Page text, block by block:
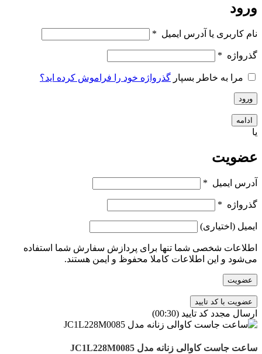
ورود
نام کاربری یا آدرس ایمیل *
گذرواژه *
مرا به خاطر بسپار گذرواژه خود را فراموش کرده اید؟
ورود
ادامه
یا
عضویت
آدرس ایمیل *
گذرواژه *
ایمیل (اختیاری)
اطلاعات شخصی شما تنها برای پردازش سفارش شما استفاده
می‌شود و این اطلاعات کاملا محفوظ و ایمن هستند.
عضویت
ارسال مجدد کد تایید (00:
30
)
ساعت جاست کاوالی زنانه مدل JC1L228M0085